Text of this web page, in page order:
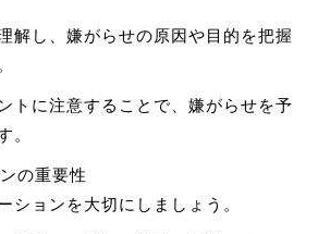
解し、嫌がらせの原因や目的を把握
トに注意することで、嫌がらせを予
。
の重要性
ションを大切にしましょう。